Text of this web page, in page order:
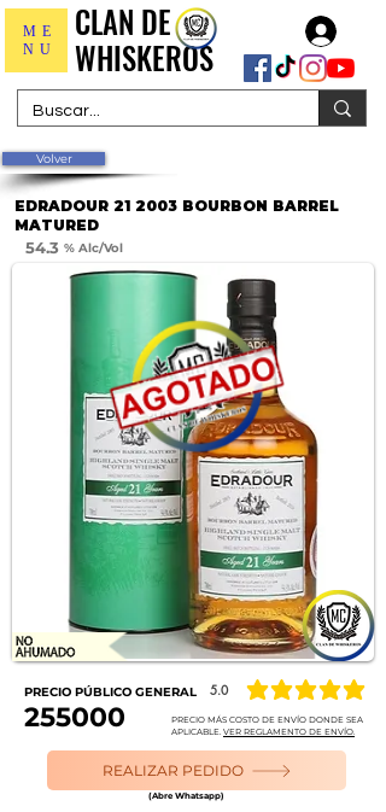
CLAN DE
WHISKEROS
CLAN DE
WHISKEROS
ME
NU
Volver
EDRADOUR 21 2003 BOURBON BARREL
MATURED
54.3 % Alc/Vol
PRECIO PÚBLICO GENERAL 5.0 la calificación
255000
PRECIO MÁS COSTO DE ENVÍO DONDE SEA
APLICABLE. VER REGLAMENTO DE ENVÍO.
REALIZAR PEDIDO
(Abre Whatsapp)